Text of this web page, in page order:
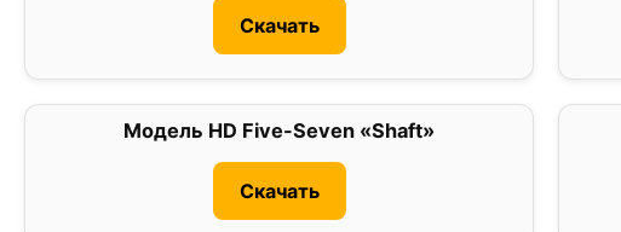
Скачать
Модель HD Five-Seven «Shaft»
Скачать